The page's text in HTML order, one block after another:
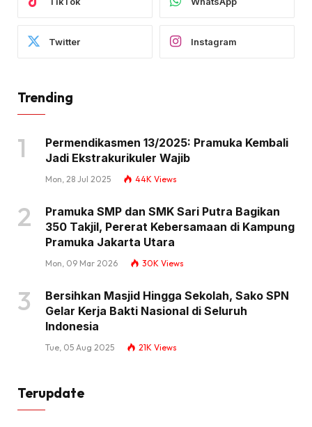
Twitter Instagram
Trending
Permendikasmen 13/2025: Pramuka Kembali
Jadi Ekstrakurikuler Wajib
Mon, 28 Jul 2025 44K Views
Pramuka SMP dan SMK Sari Putra Bagikan
350 Takjil, Pererat Kebersamaan di Kampung
Pramuka Jakarta Utara
Mon, 09 Mar 2026 30K Views
Bersihkan Masjid Hingga Sekolah, Sako SPN
Gelar Kerja Bakti Nasional di Seluruh
Indonesia
Tue, 05 Aug 2025 21K Views
Terupdate